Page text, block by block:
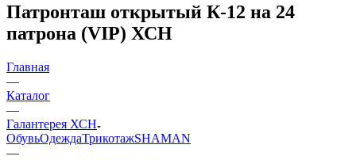
Патронташ открытый К-12 на 24
патрона (VIP) ХСН
Главная
—
Каталог
—
Галантерея ХСН
ОбувьОдеждаТрикотажSHAMAN
—